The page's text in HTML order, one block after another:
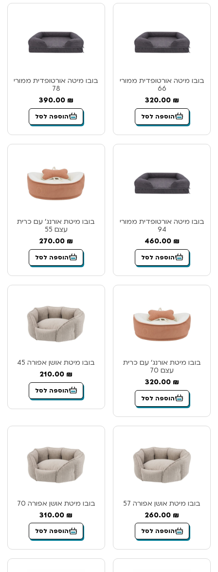
בובו מיטה אורטופדית ממורי
66
320.00 ₪
הוספה לסל
בובו מיטה אורטופדית ממורי
78
390.00 ₪
הוספה לסל
בובו מיטה אורטופדית ממורי
94
460.00 ₪
הוספה לסל
בובו מיטת אורנג’ עם כרית
עצם 55
270.00 ₪
הוספה לסל
בובו מיטת אורנג’ עם כרית
עצם 70
320.00 ₪
הוספה לסל
בובו מיטת אושן אפורה 45
210.00 ₪
הוספה לסל
בובו מיטת אושן אפורה 57
260.00 ₪
הוספה לסל
בובו מיטת אושן אפורה 70
310.00 ₪
הוספה לסל